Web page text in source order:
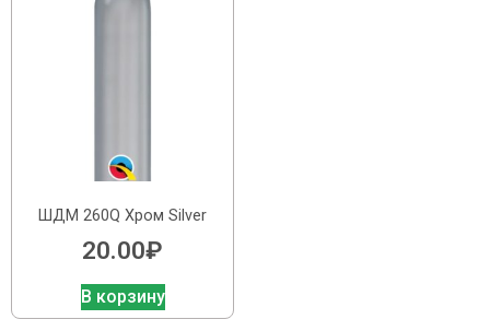
ШДМ 260Q Хром Silver
20.00₽
В корзину